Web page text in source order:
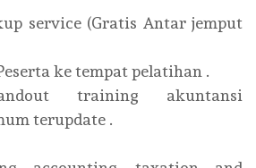
service (Gratis Antar jemput
ke tempat pelatihan .
training akuntansi
terupdate .